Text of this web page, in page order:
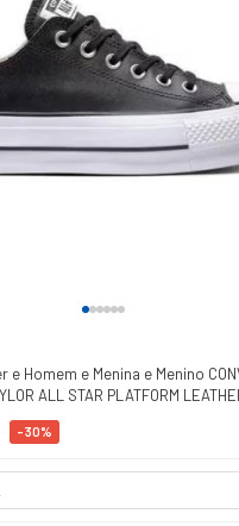
ALL STAR PLATFORM
-30%